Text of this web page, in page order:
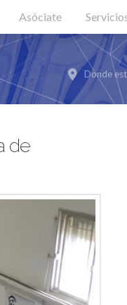
Asóciate
Donde
de